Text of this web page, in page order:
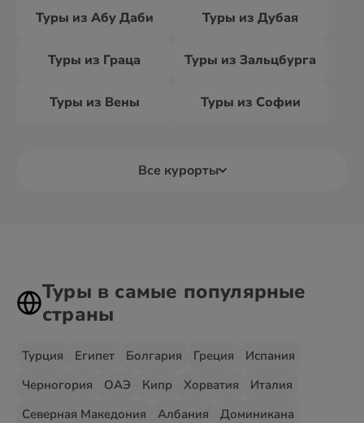
Туры из Абу Даби Туры из Дубая
Туры из Граца Туры из Зальцбурга
Туры из Вены Туры из Софии
Все курорты
Туры в самые популярные
страны
Турция Египет Болгария Греция
Испания
Черногория
ОАЭ Кипр Хорватия
Италия
Северная Македония
Албания
Доминикана